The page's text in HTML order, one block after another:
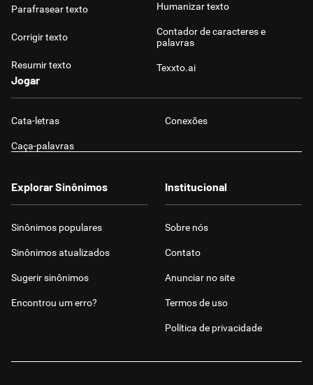
Parafrasear texto
Corrigir texto
Resumir texto
Humanizar texto
Contador de caracteres e
palavras
Texxto.ai
Jogar
Cata-letras Conexões
Caça-palavras
Explorar Sinônimos
Sinônimos populares
Sinônimos atualizados
Sugerir sinônimos
Encontrou um erro?
Institucional
Sobre nós
Contato
Anunciar no site
Termos de uso
Política de privacidade